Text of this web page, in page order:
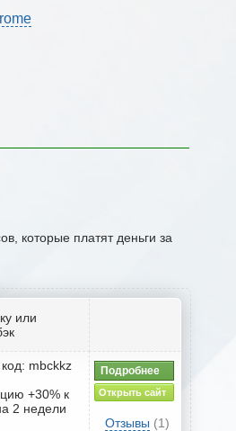
которые платят деньги за
или
mbckkz
+30% к
2 недели
Подробнее
Открыть сайт
Отзывы (1)